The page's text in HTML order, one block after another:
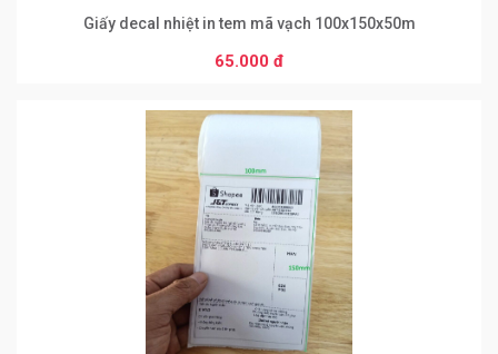
Giấy decal nhiệt in tem mã vạch 100x150x50m
65.000 đ
45.000 đ
Từ 50 đến 99 sản phẩm
Từ 100 đến 999 sản phẩm
Từ 1000 đến 9999 sản phẩm